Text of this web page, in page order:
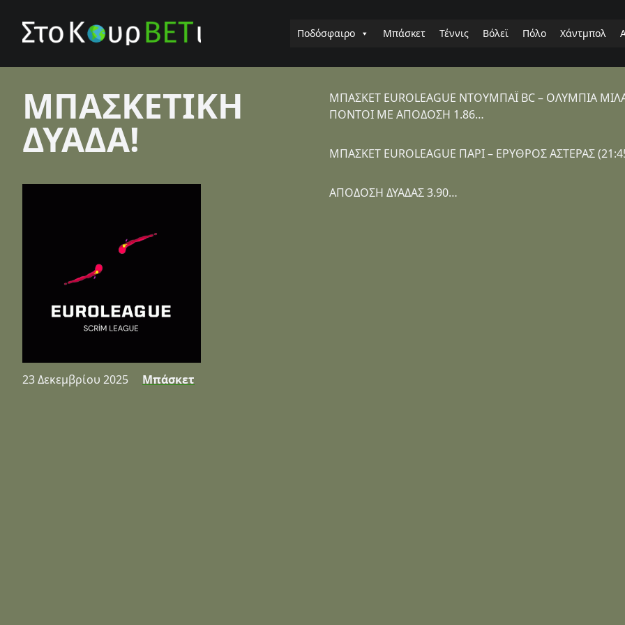
Ποδόσφαιρο Μπάσκετ Τέννις Βόλεϊ Πόλο Χάντμπολ
ΜΠΑΣΚΕΤΙΚΗ
ΔΥΑΔΑ!
23 Δεκεμβρίου 2025 Μπάσκετ
ΜΠΑΣΚΕΤ EUROLEAGUE ΝΤΟΥΜΠΑΪ BC – ΟΛΥΜΠΙΑ
ΠΟΝΤΟΙ ΜΕ ΑΠΟΔΟΣΗ 1.86…
ΜΠΑΣΚΕΤ EUROLEAGUE ΠΑΡΙ – ΕΡΥΘΡΟΣ ΑΣΤΕΡΑΣ
ΑΠΟΔΟΣΗ ΔΥΑΔΑΣ 3.90…